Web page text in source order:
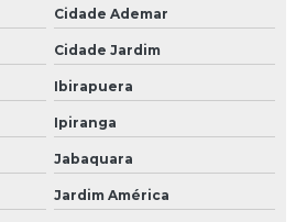
de cftv
concertina
fibra ótica
Cidade Ademar
Cidade Jardim
Ibirapuera
Ipiranga
Jabaquara
Jardim América